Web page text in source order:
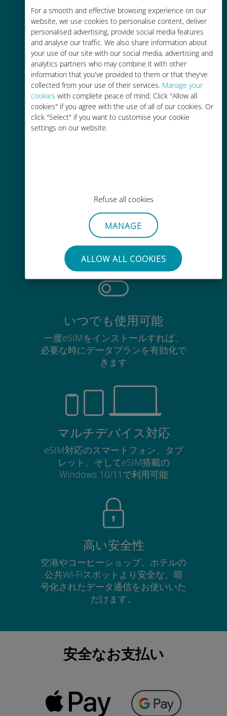
For a smooth and effective browsing experience on our
website, we use cookies to personalise content, deliver
personalised advertising, provide social media features
and analyse our traffic. We also share information about
your use of our site with our social media, advertising and
analytics partners who may combine it with other
information that you've provided to them or that they've
collected from your use of their services. Manage your
cookies with complete peace of mind. Click "Allow all
cookies" if you agree with the use of all of our cookies. Or
click "Select" if you want to customise your cookie
settings on our website.
Refuse all cookies
MANAGE
ALLOW ALL COOKIES
お客様が普段お使いのキャリアでロ
ーミングサービスを使った場合に比
べて最大で90％の節約が可能です。
かんたん追加購入
Wi-Fiやデータ残量がなくても、
手間いらず
使用中のSIMカードを抜き差しする
必要はありません
いつでも使用可能
一度eSIMをインストールすれば、
必要な時にデータプランを有効化で
きます
マルチデバイス対応
eSIM対応のスマートフォン、タブ
レット、そしてeSIM搭載の
Windows 10/11で利用可能
高い安全性
空港やコーヒーショップ、ホテルの
公共Wi-Fiスポットより安全な、暗
号化されたデータ通信をお使いいた
だけます。
安全なお支払い